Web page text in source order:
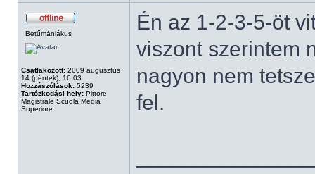
Betűmániákus
Csatlakozott: 2009 augusztus
14 (péntek), 16:03
Hozzászólások: 5239
Tartózkodási hely: Pittore
Magistrale Scuola Media
Superiore
Én az 1-2-3-5-öt
viszont szerintem
nagyon nem
fel.